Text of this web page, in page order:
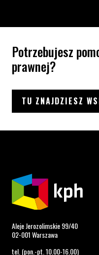
Potrzebujesz
prawnej?
TU ZNAJDZIESZ
Aleje Jerozolimskie 99/40
02-001 Warszawa
tel. (pon.-pt. 10.00-16.00)